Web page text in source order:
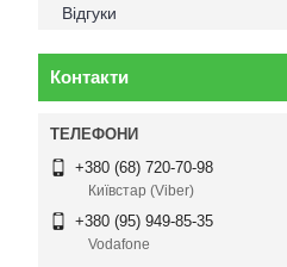
Відгуки
Контакти
+380 (68) 720-70-98
Київстар (Viber)
+380 (95) 949-85-35
Vodafone